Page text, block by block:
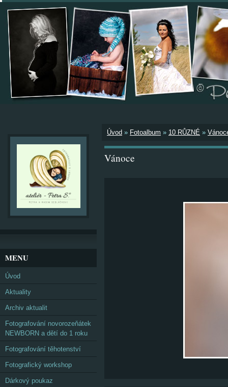
Úvod » Fotoalbum » 10 RŮZNÉ »
Vánoce
MENU
Úvod
Aktuality
Archiv aktualit
Fotografování novorozeňátek
NEWBORN a dětí do 1 roku
Fotografování těhotenství
Fotografický workshop
Dárkový poukaz